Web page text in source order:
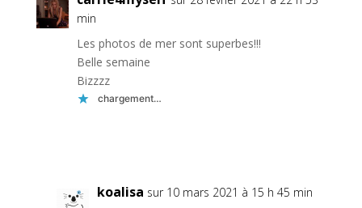
min
Les photos de mer sont superbes!!!
Belle semaine
Bizzzz
chargement…
koalisa sur 10 mars 2021 à 15 h 45 min